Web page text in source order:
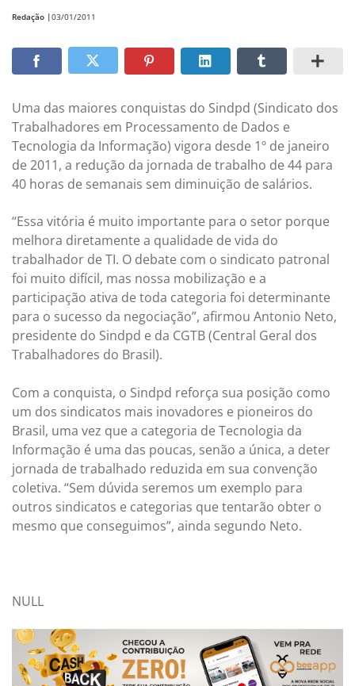
Redação |03/01/2011
Uma das maiores conquistas do Sindpd (Sindicato dos
Trabalhadores em Processamento de Dados e
Tecnologia da Informação) vigora desde 1º de janeiro
de 2011, a redução da jornada de trabalho de 44 para
40 horas de semanais sem diminuição de salários.
“Essa vitória é muito importante para o setor porque
melhora diretamente a qualidade de vida do
trabalhador de TI. O debate com o sindicato patronal
foi muito difícil, mas nossa mobilização e a
participação ativa de toda categoria foi determinante
para o sucesso da negociação”, afirmou Antonio Neto,
presidente do Sindpd e da CGTB (Central Geral dos
Trabalhadores do Brasil).
Com a conquista, o Sindpd reforça sua posição como
um dos sindicatos mais inovadores e pioneiros do
Brasil, uma vez que a categoria de Tecnologia da
Informação é uma das poucas, senão a única, a deter
jornada de trabalhado reduzida em sua convenção
coletiva. “Sem dúvida seremos um exemplo para
outros sindicatos e categorias que tentarão obter o
mesmo que conseguimos”, ainda segundo Neto.
NULL